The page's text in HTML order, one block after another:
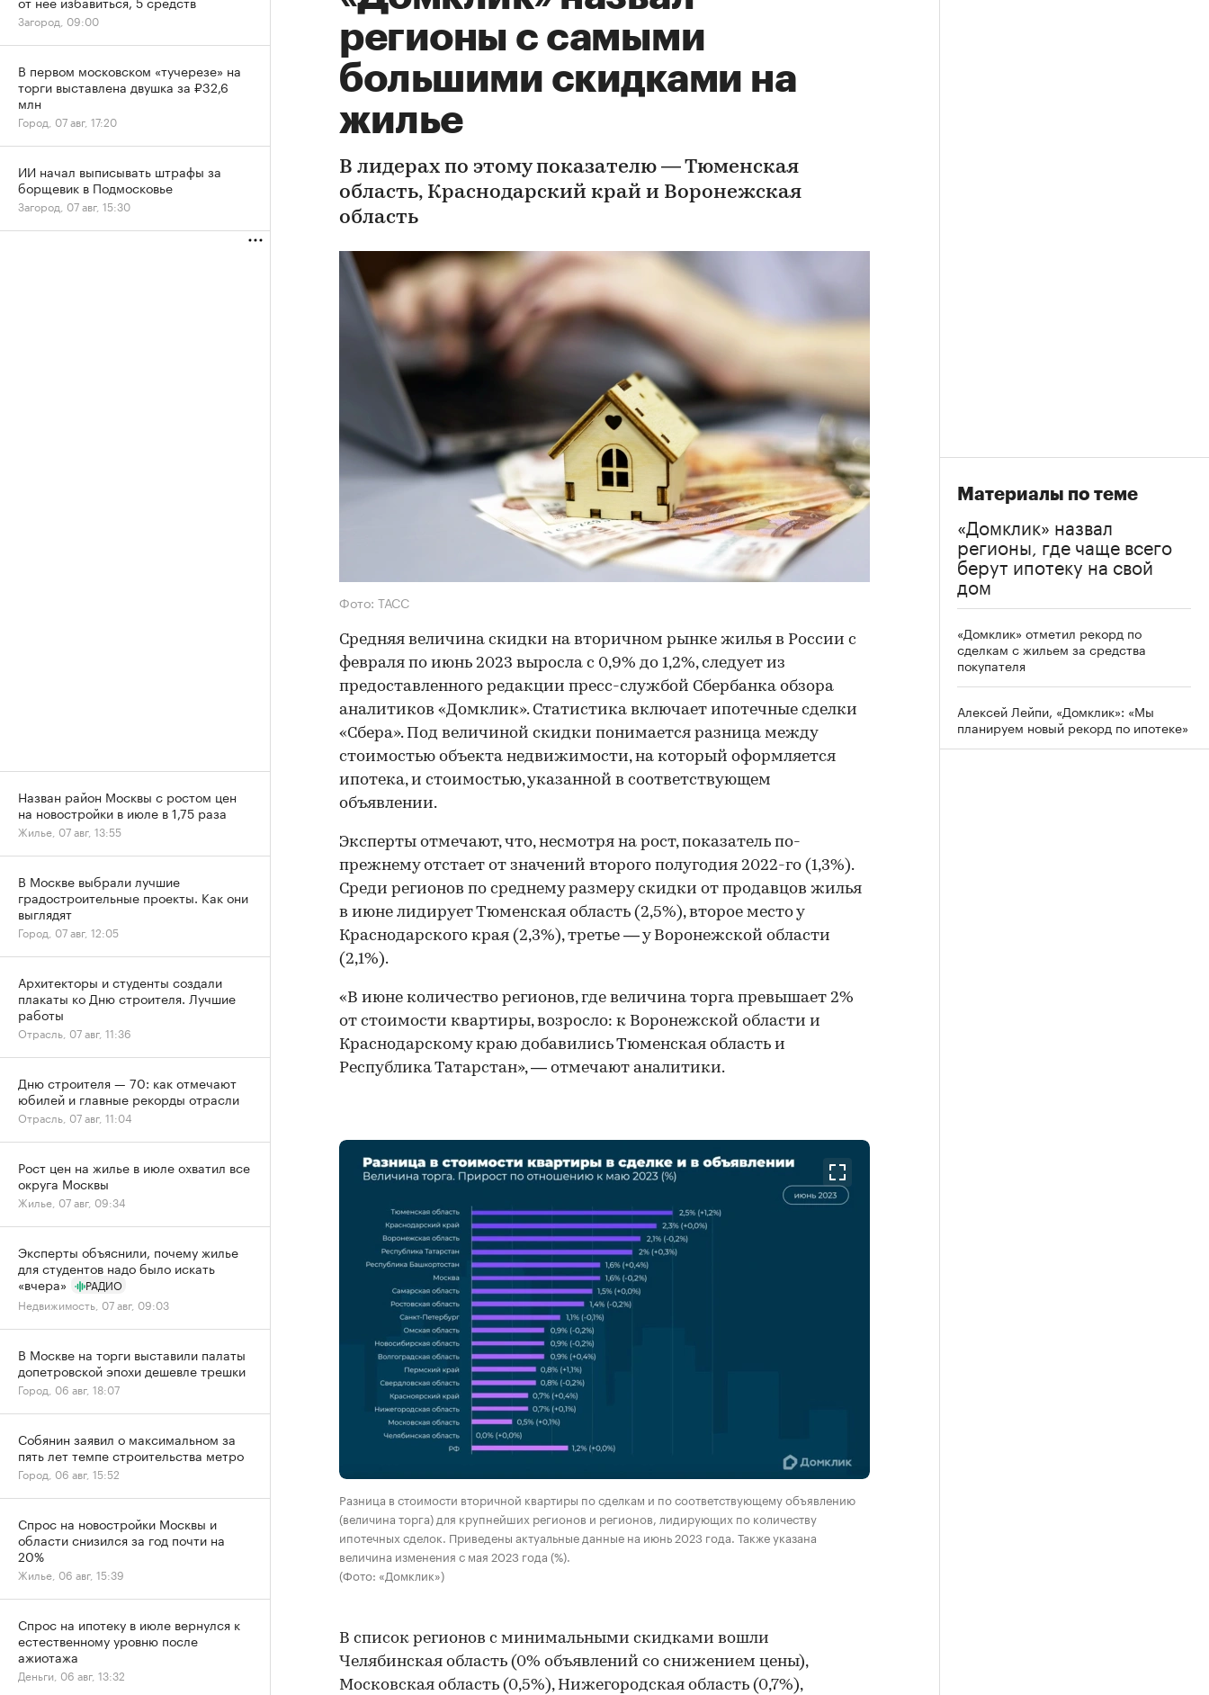
регионы с самыми
большими скидками на
жилье
В лидерах по этому показателю — Тюменская
область, Краснодарский край и Воронежская
область
Фото: ТАСС
Средняя величина скидки на вторичном рынке жилья в России с
февраля по июнь 2023 выросла с 0,9% до 1,2%, следует из
предоставленного редакции пресс-службой Сбербанка обзора
аналитиков «Домклик». Статистика включает ипотечные сделки
«Сбера». Под величиной скидки понимается разница между
стоимостью объекта недвижимости, на который оформляется
ипотека, и стоимостью, указанной в соответствующем
объявлении.
Эксперты отмечают, что, несмотря на рост, показатель по-
прежнему отстает от значений второго полугодия 2022-го (1,3%).
Среди регионов по среднему размеру скидки от продавцов жилья
в июне лидирует Тюменская область (2,5%), второе место у
Краснодарского края (2,3%), третье — у Воронежской области
(2,1%).
«В июне количество регионов, где величина торга превышает 2%
от стоимости квартиры, возросло: к Воронежской области и
Краснодарскому краю добавились Тюменская область и
Республика Татарстан», — отмечают аналитики.
00:00 / 00:00
Разница в стоимости вторичной квартиры по сделкам и по соответствующему объявлению
(величина торга) для крупнейших регионов и регионов, лидирующих по количеству
ипотечных сделок. Приведены актуальные данные на июнь 2023 года. Также указана
величина изменения с мая 2023 года (%).
(Фото: «Домклик»)
В список регионов с минимальными скидками вошли
Челябинская область (0% объявлений со снижением цены),
Московская область (0,5%), Нижегородская область (0,7%),
Материалы по теме
«Домклик» назвал
регионы, где чаще всего
берут ипотеку на свой
дом
«Домклик» отметил рекорд по
сделкам с жильем за средства
покупателя
Алексей Лейпи, «Домклик»: «Мы
планируем новый рекорд по ипотеке»
Загород, 09:00
В первом московском «тучерезе» на
торги выставлена двушка за ₽32,6
млн
Город, 07 авг, 17:20
ИИ начал выписывать штрафы за
борщевик в Подмосковье
Загород, 07 авг, 15:30
Назван район Москвы с ростом цен
на новостройки в июле в 1,75 раза
Жилье, 07 авг, 13:55
В Москве выбрали лучшие
градостроительные проекты. Как они
выглядят
Город, 07 авг, 12:05
Архитекторы и студенты создали
плакаты ко Дню строителя. Лучшие
работы
Отрасль, 07 авг, 11:36
Дню строителя — 70: как отмечают
юбилей и главные рекорды отрасли
Отрасль, 07 авг, 11:04
Рост цен на жилье в июле охватил все
округа Москвы
Жилье, 07 авг, 09:34
Эксперты объяснили, почему жилье
для студентов надо было искать
«вчера»
РАДИО
Недвижимость, 07 авг, 09:03
В Москве на торги выставили палаты
допетровской эпохи дешевле трешки
Город, 06 авг, 18:07
Собянин заявил о максимальном за
пять лет темпе строительства метро
Город, 06 авг, 15:52
Спрос на новостройки Москвы и
области снизился за год почти на
20%
Жилье, 06 авг, 15:39
Спрос на ипотеку в июле вернулся к
естественному уровню после
ажиотажа
Деньги, 06 авг, 13:32